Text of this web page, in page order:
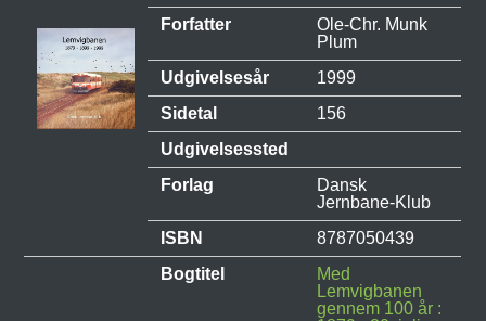
Forfatter
Ole-Chr. Munk
Plum
Udgivelsesår
1999
Sidetal
156
Udgivelsessted
Forlag
Dansk
Jernbane-Klub
ISBN
8787050439
Bogtitel
Med
Lemvigbanen
gennem 100 år :